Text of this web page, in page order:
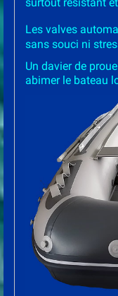
Les valves
sans souci ni
Un davier de
abimer le bateau